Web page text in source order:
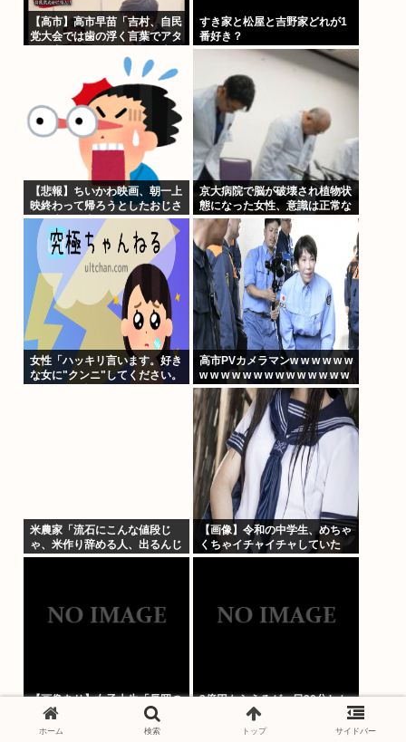
【高市】高市早苗「吉村、自民
党大会では歯の浮く言葉でアタ
維新吉村「ハハ…」
すき家と松屋と吉野家どれが1
番好き？
【悲報】ちいかわ映画、朝一上
映終わって帰ろうとしたおじさ
ん、少女に声をかけられ…
京大病院で脳が破壊され植物状
態になった女性、意識は正常な
ことが確認されおわる
女性「ハッキリ言います。好き
な女に"クンニ"してください。
高市PVカメラマンw w w w w w
w w w w w w w w w w w w w w
米農家「流石にこんな値段じ
ゃ、米作り辞める人、出るんじ
ゃないかなあ？？」
【画像】令和の中学生、めちゃ
くちゃイチャイチャしていた
【画像あり】女子大生「長岡の
花火行ってきた」 花火を見せ
たいのか自分を見せたいのかど
3億円もらえるが一日30分しか
寝てはいけないボタン←押す？
ホーム 検索 トップ サイドバー